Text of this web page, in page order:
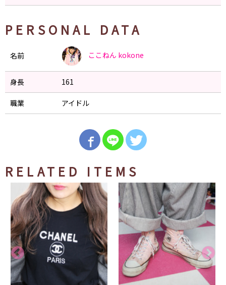
PERSONAL DATA
名前 ここねん kokone
身長 161
職業 アイドル
RELATED ITEMS